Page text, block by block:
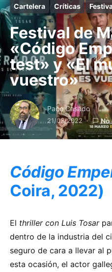
Cartelera Críticas
Festival de
«Código
test» y «El
vuestro»
Paco Casado
21/03/2022 No
Código
Coira, 2022)
El thriller con Luis Tosar
dentro de la industria del
seguro de cara a llevar al
esta ocasión, el actor